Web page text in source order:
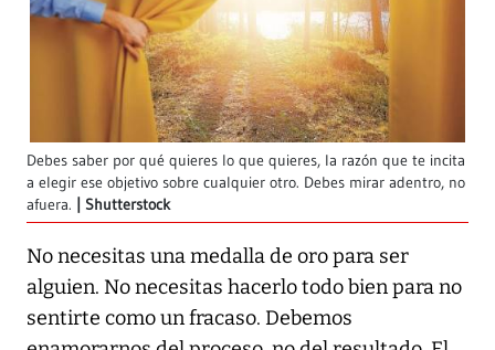
Debes saber por qué quieres lo que quieres, la razón que te incita
a elegir ese objetivo sobre cualquier otro. Debes mirar adentro, no
afuera.
Shutterstock
No necesitas una medalla de oro para ser
alguien. No necesitas hacerlo todo bien para no
sentirte como un fracaso. Debemos